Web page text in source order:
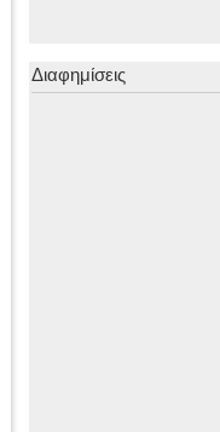
Διαφημίσεις